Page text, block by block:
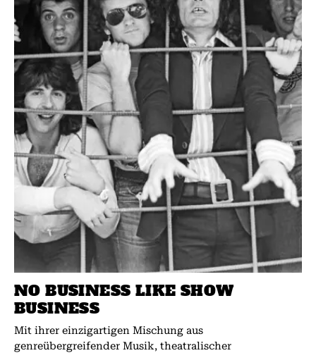
NO BUSINESS LIKE SHOW
BUSINESS
Mit ihrer einzigartigen Mischung aus
genreübergreifender Musik, theatralischer